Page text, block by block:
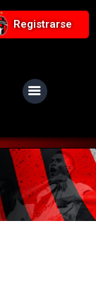
Registrarse